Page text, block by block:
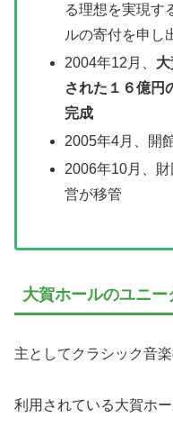
る理想を実現す
ルの寄付を申し
2004年12月、
された１６億円
完成
2005年4月、開
2006年10月、
営が移管
大賀ホールのユニー
主としてクラシック音
利用されている大賀ホー